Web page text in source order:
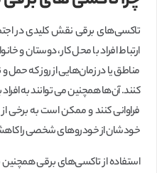
تاکسی‌های برقی نقش کلیدی در
ارتباط افراد با محل کار، دوستان و
مناطق یا در زمان‌هایی از روز که
کنند. آن‌ها همچنین می توانند به
فراوانی کنند و ممکن است به برخی
خودشان از خودروهای شخصی را
استفاده از تاکسی‌های برقی